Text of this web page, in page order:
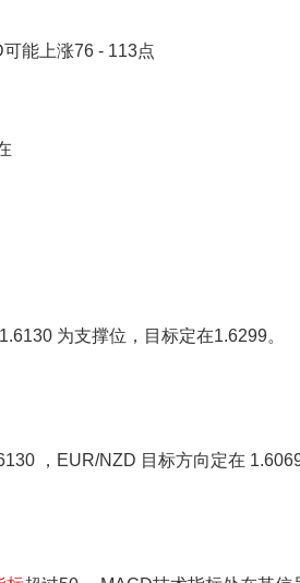
上涨76 - 113点
为支撑位，目标定在1.6299。
，EUR/NZD 目标方向定在 1.6069